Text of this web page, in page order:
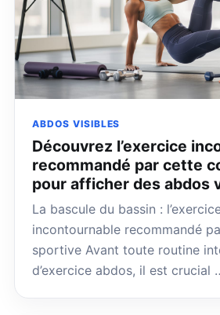
ABDOS VISIBLES
Découvrez l’exercice
recommandé par cette
pour afficher des abdos
La bascule du bassin :
incontournable recommandé
sportive Avant toute routine
d’exercice abdos, il est crucial